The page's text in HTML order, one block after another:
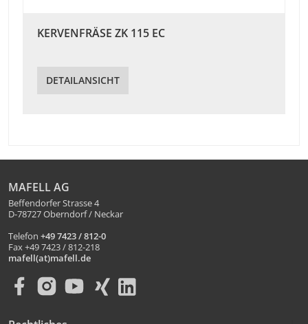
KERVENFRÄSE ZK 115 EC
DETAILANSICHT
MAFELL AG
Beffendorfer Strasse 4
D-78727 Oberndorf / Neckar
Telefon +49 7423 / 812-0
Fax +49 7423 / 812-218
mafell(at)mafell.de